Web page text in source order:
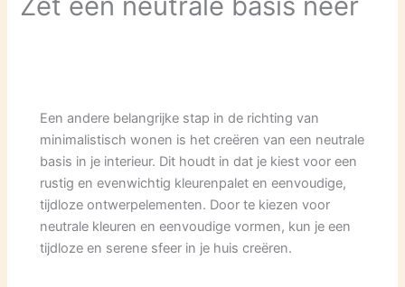
Een andere belangrijke stap in de richting van
minimalistisch wonen is het creëren van een neutrale
basis in je interieur. Dit houdt in dat je kiest voor een
rustig en evenwichtig kleurenpalet en eenvoudige,
tijdloze ontwerpelementen. Door te kiezen voor
neutrale kleuren en eenvoudige vormen, kun je een
tijdloze en serene sfeer in je huis creëren.